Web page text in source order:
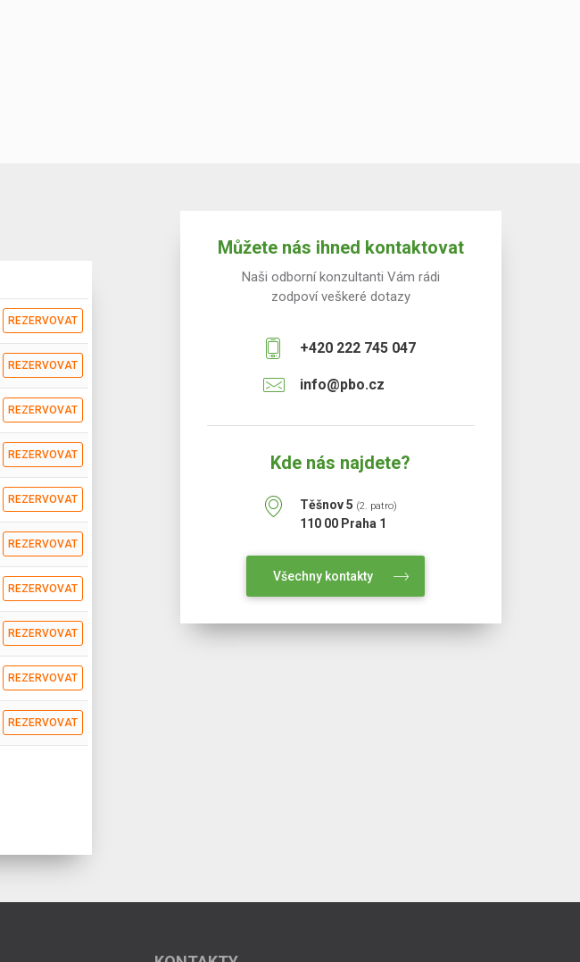
REZERVOVAT
REZERVOVAT
REZERVOVAT
REZERVOVAT
REZERVOVAT
REZERVOVAT
REZERVOVAT
REZERVOVAT
REZERVOVAT
REZERVOVAT
Můžete nás ihned kontaktovat
Naši odborní konzultanti Vám rádi
zodpoví veškeré dotazy
+420 222 745 047
info@pbo.cz
Kde nás najdete?
Těšnov 5 (2. patro)
110 00 Praha 1
Všechny kontakty